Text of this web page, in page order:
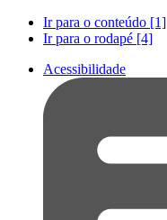
Ir para o conteúdo [1]
Ir para o rodapé [4]
Acessibilidade